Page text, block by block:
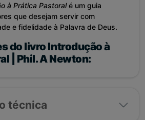
à Prática Pastoralé um guia
que desejam servir com
e fidelidade à Palavra de Deus.
do livro Introdução à
| Phil. A Newton:
técnica